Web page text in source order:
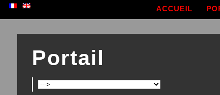
ACCUEIL
Portail